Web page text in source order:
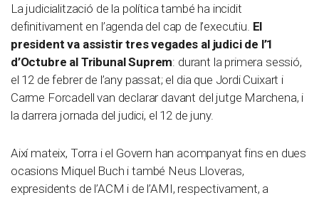
La judicialització de la política també ha incidit
definitivament en l’agenda del cap de l’executiu. El
president va assistir tres vegades al judici de l’1
d’Octubre al Tribunal Suprem: durant la primera sessió,
el 12 de febrer de l’any passat; el dia que Jordi Cuixart i
Carme Forcadell van declarar davant del jutge Marchena, i
la darrera jornada del judici, el 12 de juny.
Així mateix, Torra i el Govern han acompanyat fins en dues
ocasions Miquel Buch i també Neus Lloveras,
expresidents de l’ACM i de l’AMI, respectivament, a